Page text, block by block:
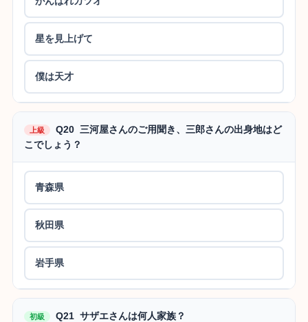
星を見上げて
僕は天才
上級
Q20 三河屋さんのご用聞き、三郎さんの出身地はど
こでしょう？
青森県
秋田県
岩手県
初級 Q21 サザエさんは何人家族？